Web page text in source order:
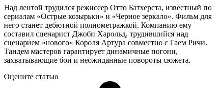
Над лентой трудился режиссер Отто Батхерста, известный по
сериалам «Острые козырьки» и «Черное зеркало». Фильм для
него станет дебютной полнометражкой. Компанию ему
составил сценарист Джоби Харольд, трудившийся над
сценарием «нового» Короля Артура совместно с Гаем Ричи.
Тандем мастеров гарантирует динамичные погони,
захватывающие бои и неожиданные повороты сюжета.
Оцените статью